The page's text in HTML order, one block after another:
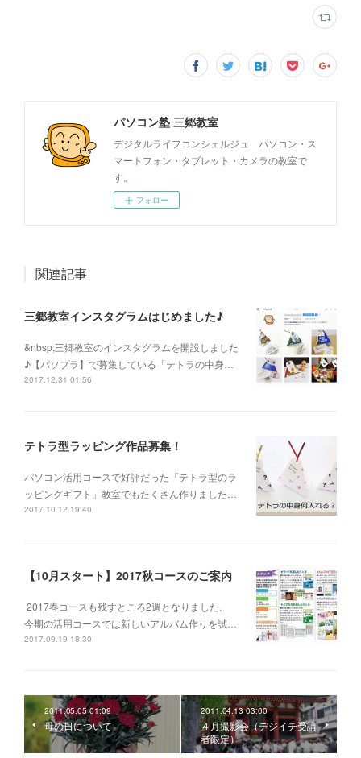
パソコン塾 三郷教室
デジタルライフコンシェルジュ パソコン・ス
マートフォン・タブレット・カメラの教室で
す。
フォロー
関連記事
三郷教室インスタグラムはじめました♪
&nbsp;三郷教室のインスタグラムを開設しました
♪【パソプラ】で募集している「テトラの中身…
2017.12.31 01:56
テトラ型ラッピング作品募集！
パソコン活用コースで好評だった「テトラ型のラ
ッピングギフト」教室でもたくさん作りました…
2017.10.12 19:40
【10月スタート】2017秋コースのご案内
2017春コースも残すところ2週となりました。
今期の活用コースでは新しいアルバム作りを試…
2017.09.19 18:30
2011.05.05 01:09
母の日について
2011.04.13 03:00
４月撮影会（デジイチ受講
者限定）